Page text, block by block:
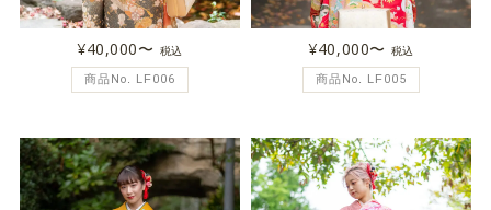
¥40,000〜 税込
商品No. LF006
¥40,000〜 税込
商品No. LF005